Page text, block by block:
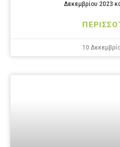
Δεκεμβρίου 2023
10